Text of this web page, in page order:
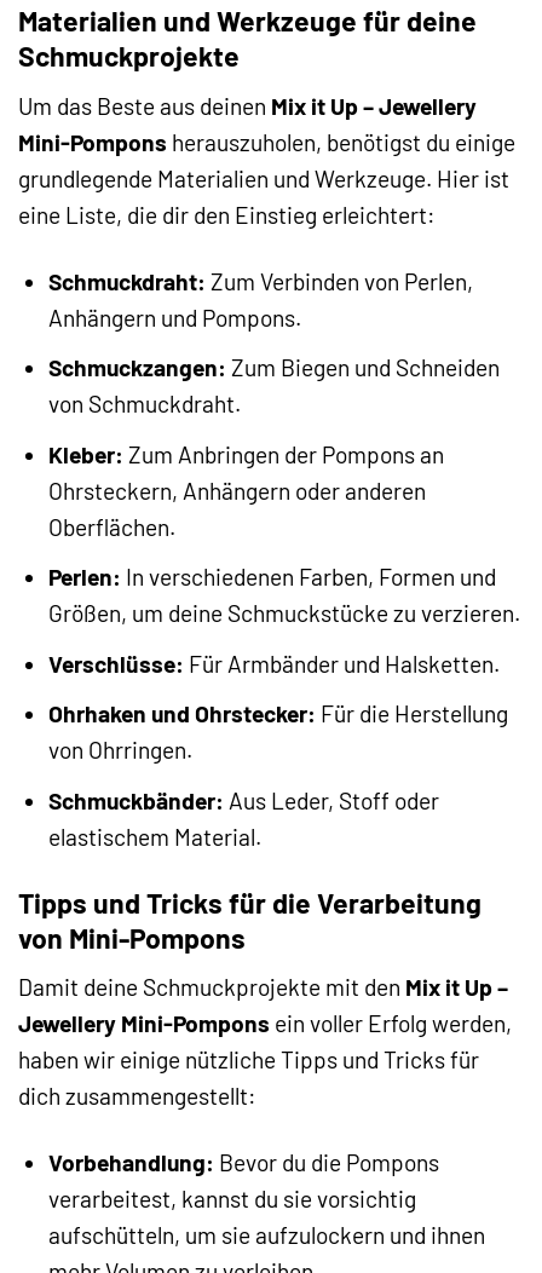
Materialien und Werkzeuge für deine
Schmuckprojekte
Um das Beste aus deinen Mix it Up – Jewellery
Mini-Pompons herauszuholen, benötigst du einige
grundlegende Materialien und Werkzeuge. Hier ist
eine Liste, die dir den Einstieg erleichtert:
Schmuckdraht: Zum Verbinden von Perlen,
Anhängern und Pompons.
Schmuckzangen: Zum Biegen und Schneiden
von Schmuckdraht.
Kleber: Zum Anbringen der Pompons an
Ohrsteckern, Anhängern oder anderen
Oberflächen.
Perlen: In verschiedenen Farben, Formen und
Größen, um deine Schmuckstücke zu verzieren.
Verschlüsse: Für Armbänder und Halsketten.
Ohrhaken und Ohrstecker: Für die Herstellung
von Ohrringen.
Schmuckbänder: Aus Leder, Stoff oder
elastischem Material.
Tipps und Tricks für die Verarbeitung
von Mini-Pompons
Damit deine Schmuckprojekte mit den Mix it Up –
Jewellery Mini-Pompons ein voller Erfolg werden,
haben wir einige nützliche Tipps und Tricks für
dich zusammengestellt:
Vorbehandlung: Bevor du die Pompons
verarbeitest, kannst du sie vorsichtig
aufschütteln, um sie aufzulockern und ihnen